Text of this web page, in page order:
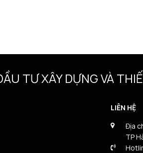
TƯ XÂY DỰNG VÀ
LIÊN HỆ
Địa
TP